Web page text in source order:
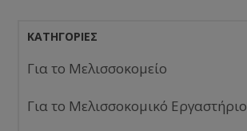
ΚΑΤΗΓΟΡΊΕΣ
Για το Μελισσοκομείο
Για το Μελισσοκομικό Εργαστήριο